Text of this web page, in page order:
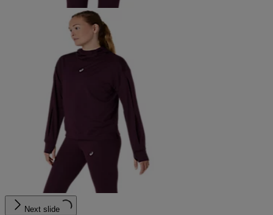
Next slide